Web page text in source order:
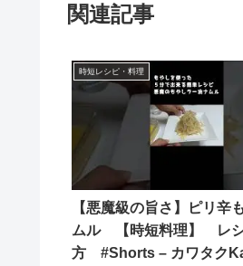
関連記事
時短レシピ・料理
【悪魔級の旨さ】ピリ辛
ムル 【時短料理】 レシ
方 #Shorts – カワタク